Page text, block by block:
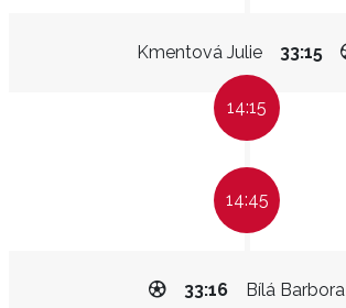
Kmentová Julie 33:15
14:15
14:45
Bílá Barbora
33:16